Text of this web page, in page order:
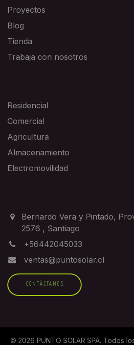
Proyectos
Blog
Tienda
Trabaja con nosotros
Residencial
Comercial
Agricultura
Almacenamiento
Electromovilidad
Bernardo Vera y Pintado,
2576 , Santiago
+56442045033
ventas@puntosolar.cl
CONTÁCTANOS
© 2026 PUNTO SOLAR SPA. Todos